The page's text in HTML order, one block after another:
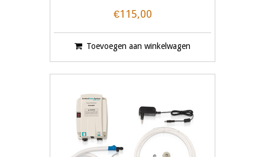
€115,00
Toevoegen aan winkelwagen